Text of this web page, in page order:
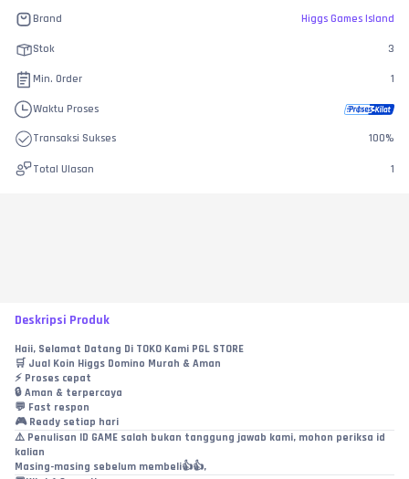
Brand Higgs Games Island
Stok 3
Min. Order 1
Waktu Proses
Transaksi Sukses 100%
Total Ulasan 1
Deskripsi Produk
Haii, Selamat Datang Di TOKO Kami PGL STORE
🛒 Jual Koin Higgs Domino Murah & Aman
⚡ Proses cepat
🔒 Aman & terpercaya
💬 Fast respon
🎮 Ready setiap hari
⚠️ Penulisan ID GAME salah bukan tanggung jawab kami, mohon periksa id
kalian
Masing-masing sebelum membeli👍👍,